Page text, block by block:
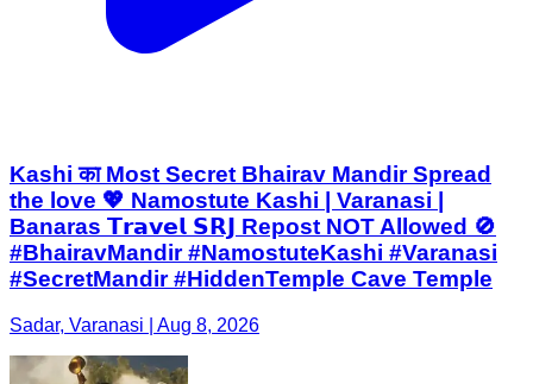
Kashi का Most Secret Bhairav Mandir Spread
the love 💖 Namostute Kashi | Varanasi |
Banaras 𝗧𝗿𝗮𝘃𝗲𝗹 𝗦𝗥𝗝 Repost NOT Allowed 🚫
#BhairavMandir #NamostuteKashi #Varanasi
#SecretMandir #HiddenTemple Cave Temple
Sadar, Varanasi | Aug 8, 2026